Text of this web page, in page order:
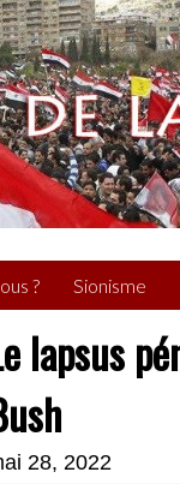
? Sionisme
lapsus
28, 2022